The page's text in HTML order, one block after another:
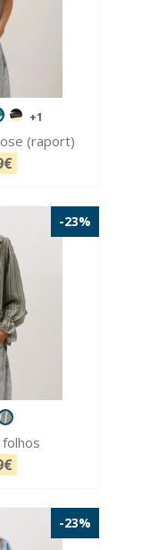
+1
(raport)
-23%
-23%